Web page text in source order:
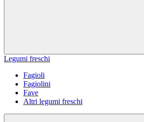
Legumi freschi
Fagioli
Fagiolini
Fave
Altri legumi freschi